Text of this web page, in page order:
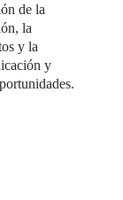
de la
la
y la
y